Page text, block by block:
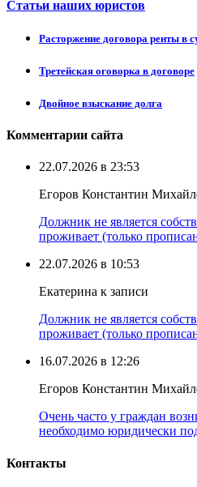
Статьи наших юристов
Расторжение договора ренты в
Третейская оговорка в договоре
Двойное взыскание долга
Комментарии сайта
22.07.2026 в 23:53
Егоров Константин
Должник не является
проживает (только
22.07.2026 в 10:53
Екатерина к записи
Должник не является
проживает (только
16.07.2026 в 12:26
Егоров Константин
Очень часто у граждан
необходимо юридически
Контакты